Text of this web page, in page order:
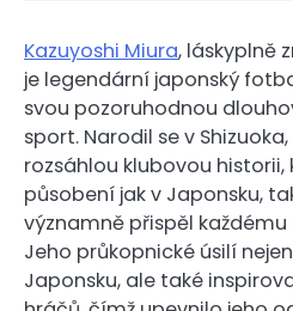
Kazuyoshi Miura, láskyplně
je legendární japonský
svou pozoruhodnou
sport. Narodil se v
rozsáhlou klubovou historii,
působení jak v Japonsku,
významně přispěl
Jeho průkopnické úsilí
Japonsku, ale také